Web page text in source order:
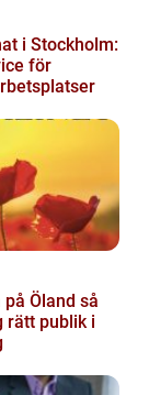
i Stockholm:
för
Öland så
rätt publik i